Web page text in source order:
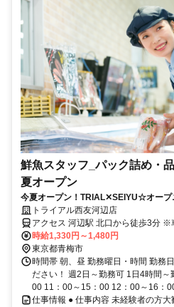
鮮魚スタッフ_パック詰め・
夏オープン
今夏オープン！TRIAL✕SEIYU☆オー
経験OK！
トライアル西友河辺店
アクセス 河辺駅 北口から徒歩3分 ※
時給1,330円～1,480円
東京都青梅市
時間帯 朝、昼 勤務曜日・時間 勤務
ださい！ 週2日～勤務可 1日4時間～
00 11：00～15：00 12：00～16：
仕事情報 ● 仕事内容 未経験者の方